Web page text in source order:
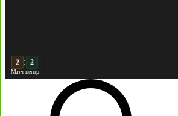
3 : 2
Матч-центр